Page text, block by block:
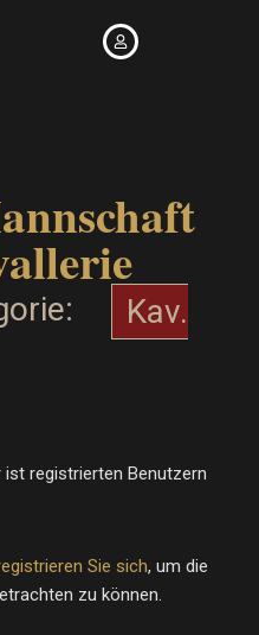
Kav.
registrierten Benutzern
Sie sich, um die
zu können.